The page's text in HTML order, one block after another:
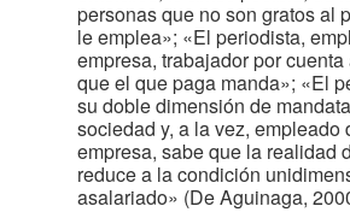
personas que no son gratos al
le emplea»; «El periodista,
empresa, trabajador por
que el que paga manda»; «El
su doble dimensión de
sociedad y, a la vez, empleado
empresa, sabe que la realidad
reduce a la condición
asalariado» (De Aguinaga,